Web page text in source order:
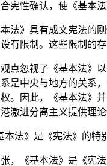
宪性确认，使《基本
》具有成文宪法的刚
有限制。这些限制的
忽视了《基本法》以
是中央与地方的关系
。因此，《基本法》
激进分离主义提供理论
法》是《宪法》的特
《基本法》是《宪法